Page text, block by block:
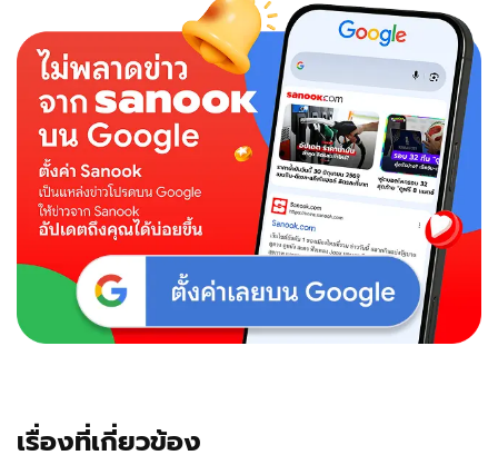
คว้า
ทอง
เอเชี่ยนเกมส์
เรื่องที่เกี่ยวข้อง